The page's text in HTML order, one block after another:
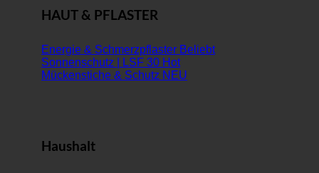
HAUT & PFLASTER
Energie & Schmerzpflaster
Sonnenschutz | LSF 30
Mückenstiche & Schutz
Haushalt